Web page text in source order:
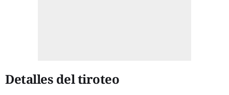
Detalles del tiroteo